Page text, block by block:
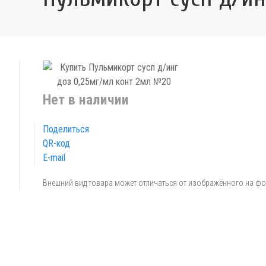
Нет в наличии
Поделиться
QR-код
E-mail
Внешний вид товара может отличаться от изображённого на